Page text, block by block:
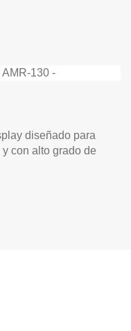
diseñado para
con alto grado de